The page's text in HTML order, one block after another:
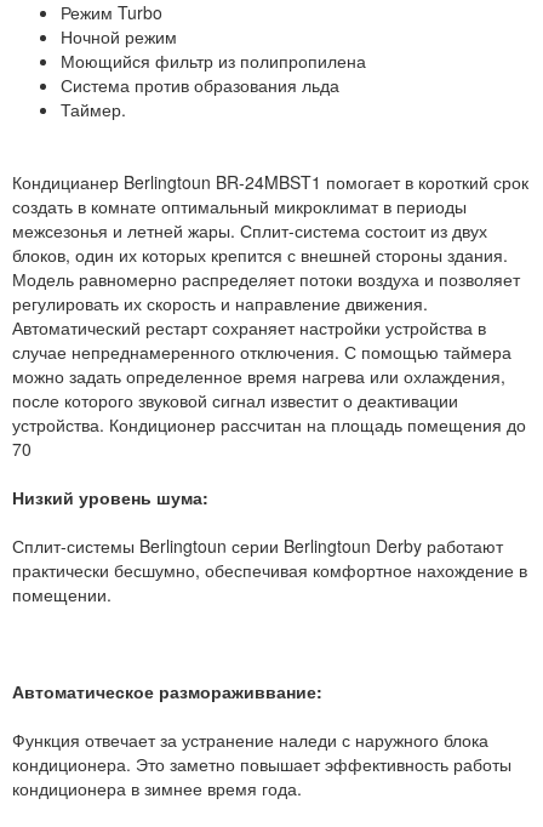
Режим Turbo
Ночной режим
Моющийся фильтр из полипропилена
Система против образования льда
Таймер.
Кондицианер Berlingtoun BR-24MBST1 помогает в короткий срок
создать в комнате оптимальный микроклимат в периоды
межсезонья и летней жары. Сплит-система состоит из двух
блоков, один их которых крепится с внешней стороны здания.
Модель равномерно распределяет потоки воздуха и позволяет
регулировать их скорость и направление движения.
Автоматический рестарт сохраняет настройки устройства в
случае непреднамеренного отключения. С помощью таймера
можно задать определенное время нагрева или охлаждения,
после которого звуковой сигнал известит о деактивации
устройства. Кондиционер рассчитан на площадь помещения до
70
Низкий уровень шума:
Сплит-системы Berlingtoun серии Berlingtoun Derby работают
практически бесшумно, обеспечивая комфортное нахождение в
помещении.
Автоматическое размораживвание:
Функция отвечает за устранение наледи с наружного блока
кондиционера. Это заметно повышает эффективность работы
кондиционера в зимнее время года.